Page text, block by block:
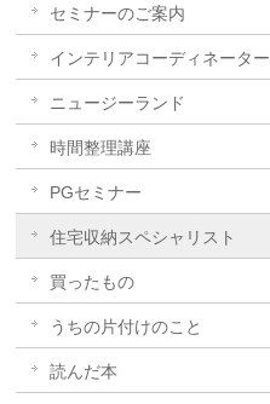
セミナーのご案内
インテリアコーディネーター
ニュージーランド
時間整理講座
PGセミナー
住宅収納スペシャリスト
買ったもの
うちの片付けのこと
読んだ本